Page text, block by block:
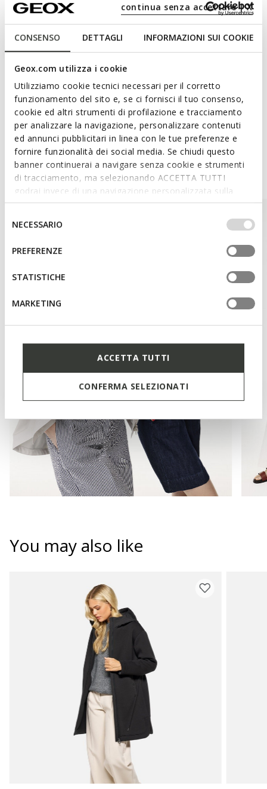
CONSENSO DETTAGLI INFORMAZIONI SUI COOKIE
Geox.com utilizza i cookie
Utilizziamo cookie tecnici necessari per il corretto
funzionamento del sito e, se ci fornisci il tuo consenso,
cookie ed altri strumenti di profilazione e tracciamento
per analizzare la navigazione, personalizzare contenuti
ed annunci pubblicitari in linea con le tue preferenze e
fornire funzionalità dei social media. Se chiudi questo
banner continuerai a navigare senza cookie e strumenti
di tracciamento, ma selezionando ACCETTA TUTTI
godrai invece di una navigazione personalizzata sulla
base dei tuoi gusti ed interessi. Selezionando
IMPOSTAZIONI potrai anche scegliere quali cookies ed
altri strumenti di tracciamento autorizzare. Per maggiori
informazioni o per modificare in qualsiasi momento le
tue impostazioni, visita la nostra
del
consenso
NECESSARIO
PREFERENZE
STATISTICHE
MARKETING
ACCETTA TUTTI
CONFERMA SELEZIONATI
continua senza accettare | X
Two-way zip
Attached hood; 2 external pockets; 2 internal pockets
Materials
Technologies
Style Inspiration
You may also like